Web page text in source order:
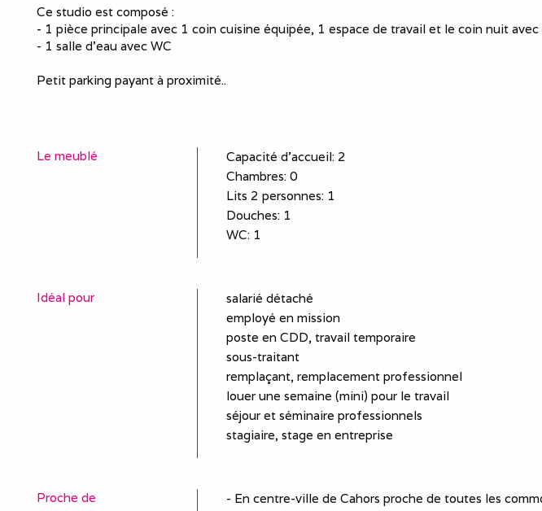
Ce studio est composé :
- 1 pièce principale avec 1 coin cuisine équipée, 1 espace de travail et le coin nuit
- 1 salle d'eau avec WC
Petit parking payant à proximité..
Le meublé Capacité d'accueil: 2
Chambres: 0
Lits 2 personnes: 1
Douches: 1
WC: 1
Idéal pour
salarié détaché
employé en mission
poste en CDD, travail temporaire
sous-traitant
remplaçant, remplacement professionnel
louer une semaine (mini) pour le travail
séjour et séminaire professionnels
stagiaire, stage en entreprise
Proche de
- En centre-ville de Cahors proche de toutes les